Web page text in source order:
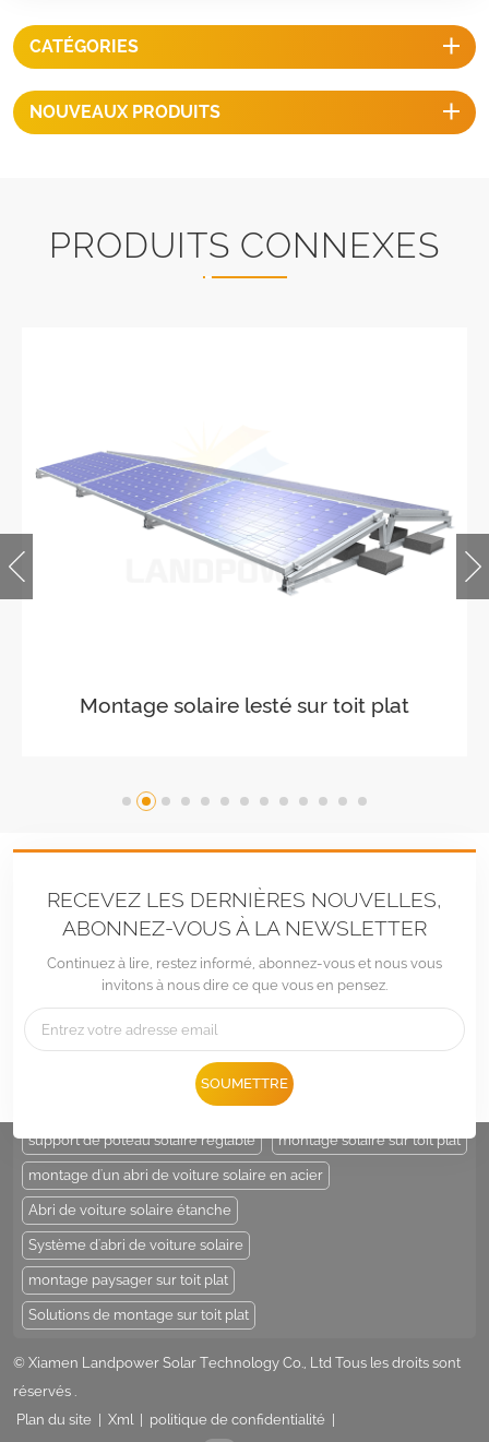
CATÉGORIES
NOUVEAUX PRODUITS
PRODUITS CONNEXES
Paysage de montage sur toit plat
RECEVEZ LES DERNIÈRES NOUVELLES,
ABONNEZ-VOUS À LA NEWSLETTER
Continuez à lire, restez informé, abonnez-vous et nous vous
invitons à nous dire ce que vous en pensez.
SOUMETTRE
E-mail :Sales@LandpowerSolar.com
Add : Unit 206-9, No 15, Duiying Road, Jimei District, Xiamen, China
support de poteau solaire
support de poteau solaire réglable montage solaire sur toit plat
montage d'un abri de voiture solaire en acier
Abri de voiture solaire étanche
Système d'abri de voiture solaire
montage paysager sur toit plat
Solutions de montage sur toit plat
© Xiamen Landpower Solar Technology Co., Ltd Tous les droits sont
réservés .
Plan du site
Xml politique de confidentialité